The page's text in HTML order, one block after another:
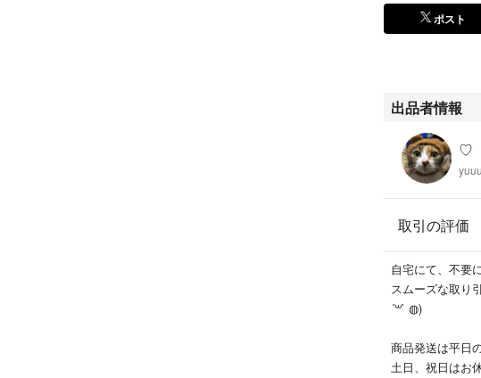
ポスト
出品者情報
♡
yuuu
取引の評価
自宅にて、不要
スムーズな取り
´꒳` ◍)
商品発送は平日
土日、祝日はお